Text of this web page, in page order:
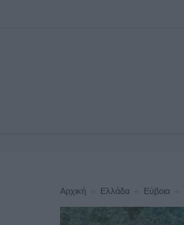
Αρχική Ελλάδα Εύβοια